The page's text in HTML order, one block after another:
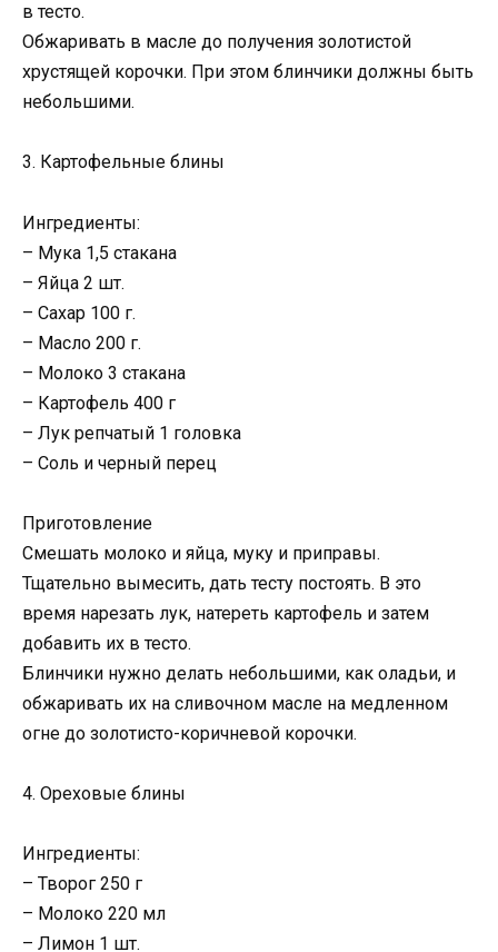
в тесто.
Обжаривать в масле до получения золотистой
хрустящей корочки. При этом блинчики должны быть
небольшими.
3. Картофельные блины
Ингредиенты:
– Мука 1,5 стакана
– Яйца 2 шт.
– Сахар 100 г.
– Масло 200 г.
– Молоко 3 стакана
– Картофель 400 г
– Лук репчатый 1 головка
– Соль и черный перец
Приготовление
Смешать молоко и яйца, муку и приправы.
Тщательно вымесить, дать тесту постоять. В это
время нарезать лук, натереть картофель и затем
добавить их в тесто.
Блинчики нужно делать небольшими, как оладьи, и
обжаривать их на сливочном масле на медленном
огне до золотисто-коричневой корочки.
4. Ореховые блины
Ингредиенты:
– Творог 250 г
– Молоко 220 мл
– Лимон 1 шт.